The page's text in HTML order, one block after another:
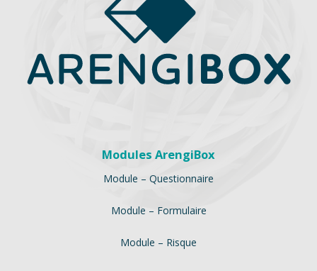
Modules ArengiBox
Module – Questionnaire
Module – Formulaire
Module – Risque